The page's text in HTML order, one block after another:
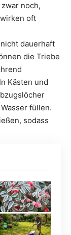
noch,
oft
dauerhaft
die Triebe
Kästen und
füllen.
sodass